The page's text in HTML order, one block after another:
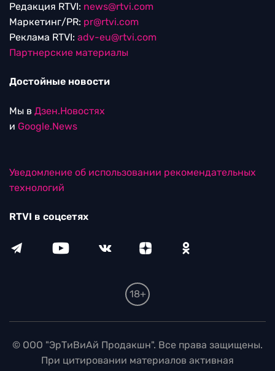
Редакция RTVI: news@rtvi.com
Маркетинг/PR: pr@rtvi.com
Реклама RTVI: adv-eu@rtvi.com
Партнерские материалы
Достойные новости
Мы в Дзен.Новостях
и Google.News
Уведомление об использовании рекомендательных
технологий
RTVI в соцсетях
18+
© ООО "ЭрТиВиАй Продакшн". Все права защищены.
При цитировании материалов активная